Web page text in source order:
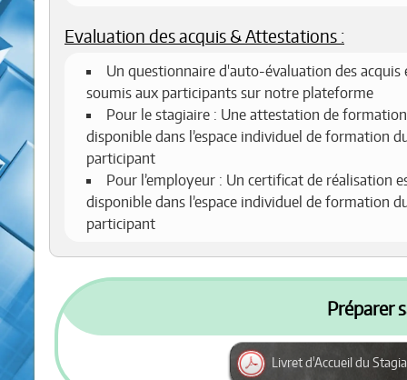
Evaluation des acquis & Attestations :
Un questionnaire d'auto-évaluation des acquis
soumis aux participants sur notre plateforme
Pour le stagiaire : Une attestation de
disponible dans l’espace individuel de formation
participant
Pour l’employeur : Un certificat de réalisation
disponible dans l’espace individuel de formation
participant
Préparer
Livret d'Accueil du